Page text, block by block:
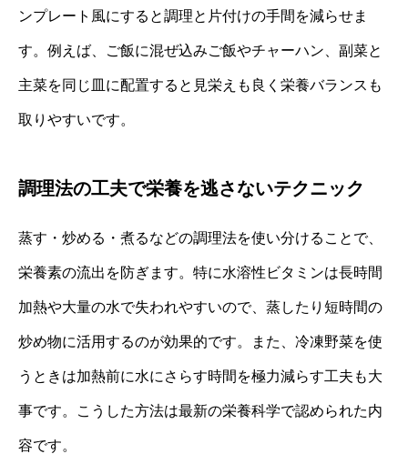
ンプレート風にすると調理と片付けの手間を減らせま
す。例えば、ご飯に混ぜ込みご飯やチャーハン、副菜と
主菜を同じ皿に配置すると見栄えも良く栄養バランスも
取りやすいです。
調理法の工夫で栄養を逃さないテクニック
蒸す・炒める・煮るなどの調理法を使い分けることで、
栄養素の流出を防ぎます。特に水溶性ビタミンは長時間
加熱や大量の水で失われやすいので、蒸したり短時間の
炒め物に活用するのが効果的です。また、冷凍野菜を使
うときは加熱前に水にさらす時間を極力減らす工夫も大
事です。こうした方法は最新の栄養科学で認められた内
容です。